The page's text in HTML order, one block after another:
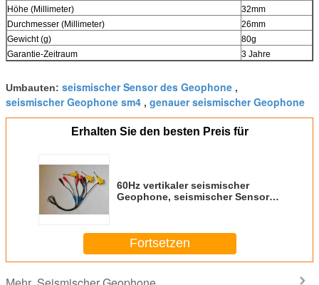
Höhe (Millimeter)
32mm
Durchmesser (Millimeter)
26mm
Gewicht (g)
80g
Garantie-Zeitraum
3 Jahre
Umbauten: seismischer Sensor des Geophone ,
seismischer Geophone sm4 , genauer seismischer Geophone
Erhalten Sie den besten Preis für
60Hz vertikaler seismischer
Geophone, seismischer Sensor-
Fortsetzen